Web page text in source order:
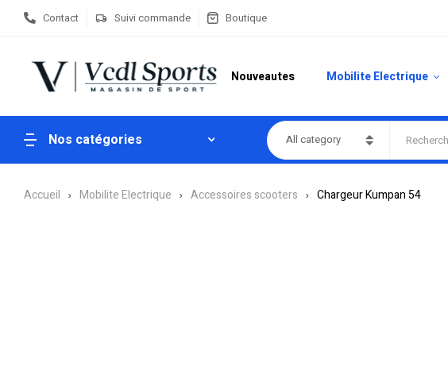
Contact Suivi commande Boutique
Nouveautes Mobilite Electrique
Nos catégories All category
Accueil Mobilite Electrique Accessoires scooters Chargeur Kumpan 54